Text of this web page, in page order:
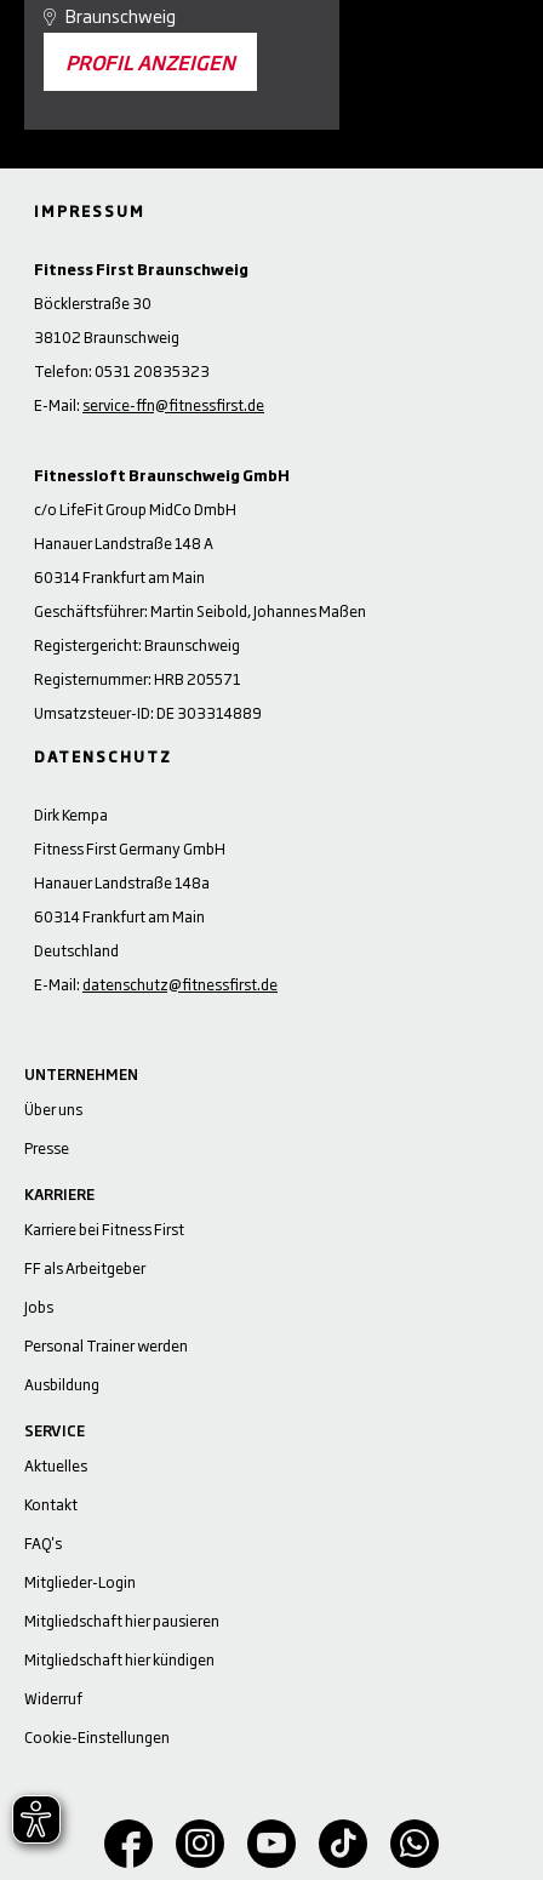
Braunschweig
PROFIL ANZEIGEN
IMPRESSUM
Fitness First Braunschweig
Böcklerstraße 30
38102 Braunschweig
Telefon: 0531 20835323
E-Mail: service-ffn@fitnessfirst.de
Fitnessloft Braunschweig GmbH
c/o LifeFit Group MidCo DmbH
Hanauer Landstraße 148 A
60314 Frankfurt am Main
Geschäftsführer: Martin Seibold, Johannes Maßen
Registergericht: Braunschweig
Registernummer: HRB 205571
Umsatzsteuer-ID: DE 303314889
DATENSCHUTZ
Dirk Kempa
Fitness First Germany GmbH
Hanauer Landstraße 148a
60314 Frankfurt am Main
Deutschland
E-Mail:datenschutz@fitnessfirst.de
UNTERNEHMEN
Über uns
Presse
KARRIERE
Karriere bei Fitness First
FF als Arbeitgeber
Jobs
Personal Trainer werden
Ausbildung
SERVICE
Aktuelles
Kontakt
FAQ's
Mitglieder-Login
Mitgliedschaft hier pausieren
Mitgliedschaft hier kündigen
Widerruf
Cookie-Einstellungen